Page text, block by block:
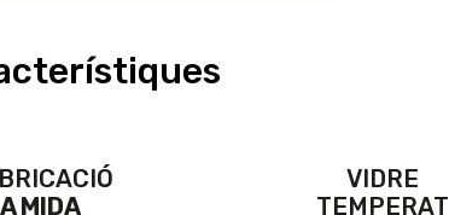
A MIDA
VIDRE
TEMPERAT